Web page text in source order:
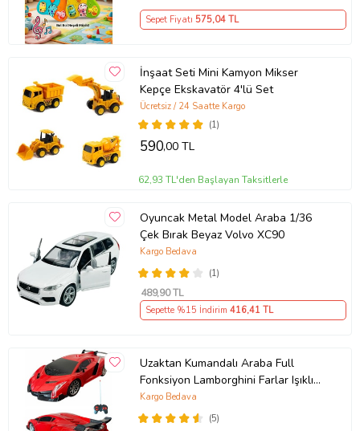
Sepet Fiyatı 575,04 TL
İnşaat Seti Mini Kamyon Mikser
Kepçe Ekskavatör 4'lü Set
(1)
Ücretsiz / 24 Saatte Kargo
590,00 TL
62,93 TL'den Başlayan Taksitlerle
Oyuncak Metal Model Araba 1/36
Çek Bırak Beyaz Volvo XC90
(1)
Kargo Bedava
489,90 TL
Sepette %15 İndirim 416,41 TL
Uzaktan Kumandalı Araba Full
Fonksiyon Lamborghini Farlar Işıklı
20 Cm Hediye Oyuncak (Kırmızı)
(5)
Kargo Bedava